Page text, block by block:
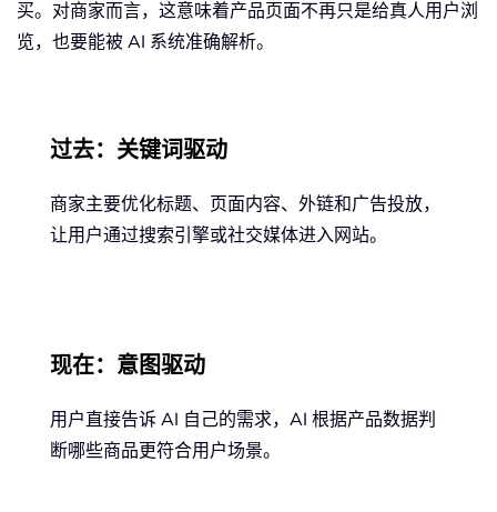
买。对商家而言，这意味着产品页面不再只是给真人用户浏
览，也要能被 AI 系统准确解析。
过去：关键词驱动
商家主要优化标题、页面内容、外链和广告投放，
让用户通过搜索引擎或社交媒体进入网站。
现在：意图驱动
用户直接告诉 AI 自己的需求，AI 根据产品数据判
断哪些商品更符合用户场景。